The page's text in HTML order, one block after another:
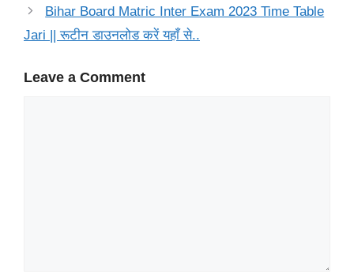
Bihar Board Matric Inter Exam 2023 Time Table
Jari || रूटीन डाउनलोड करें यहाँ से..
Leave a Comment